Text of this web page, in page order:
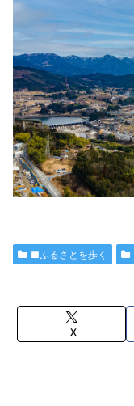
■ふるさとを歩く
X